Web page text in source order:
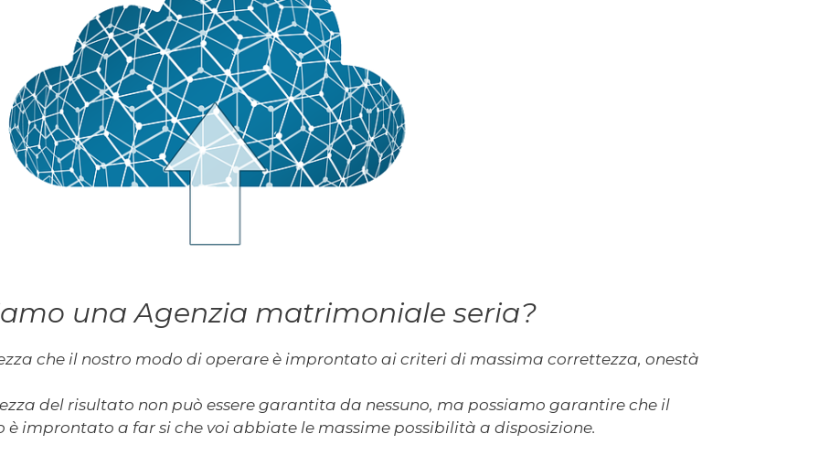
una Agenzia matrimoniale seria?
che il nostro modo di operare è improntato ai criteri di massima correttezza, onestà
del risultato non può essere garantita da nessuno, ma possiamo garantire che il
improntato a far si che voi abbiate le massime possibilità a disposizione.